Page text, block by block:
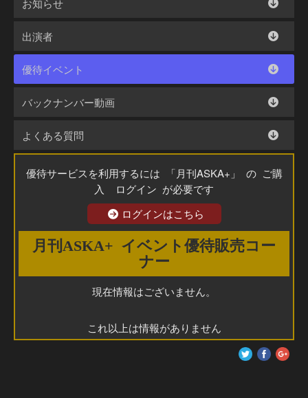
お知らせ
出演者
優待イベント
バックナンバー動画
よくある質問
優待サービスを利用するには 「月刊ASKA+」 の ご購
入 ログイン が必要です
ログインはこちら
月刊ASKA+ イベント優待販売コー
ナー
現在情報はございません。
これ以上は情報がありません